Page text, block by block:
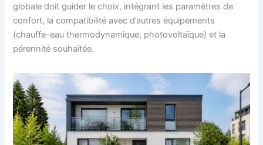
globale doit guider le choix, intégrant les paramètres de
confort, la compatibilité avec d’autres équipements
(chauffe-eau thermodynamique, photovoltaïque) et la
pérennité souhaitée.